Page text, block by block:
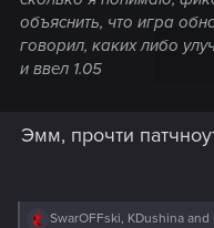
объяснить, что игра
говорил, каких либо
и ввел 1.05
Эмм, прочти
R
SwarOFFski, KDushina and